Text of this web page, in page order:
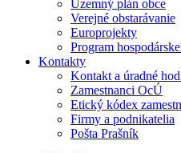
Územný plán obce
Verejné obstarávanie
Europrojekty
Program
Kontakty
Kontakt a úradné
Zamestnanci OcÚ
Etický kódex
Firmy a podnikatelia
Pošta Prašník